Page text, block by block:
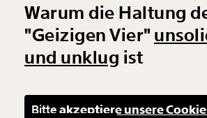
Warum die Haltung
"Geizigen Vier"
und unklug ist
Bitteakzeptiere unsere